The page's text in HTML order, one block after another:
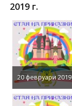
2019 г.
20 февруари 2019